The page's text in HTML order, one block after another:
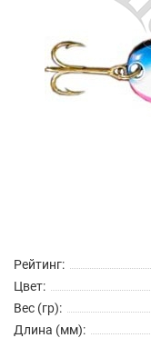
Рейтинг:
Цвет:
Вес (гр):
Длина (мм):